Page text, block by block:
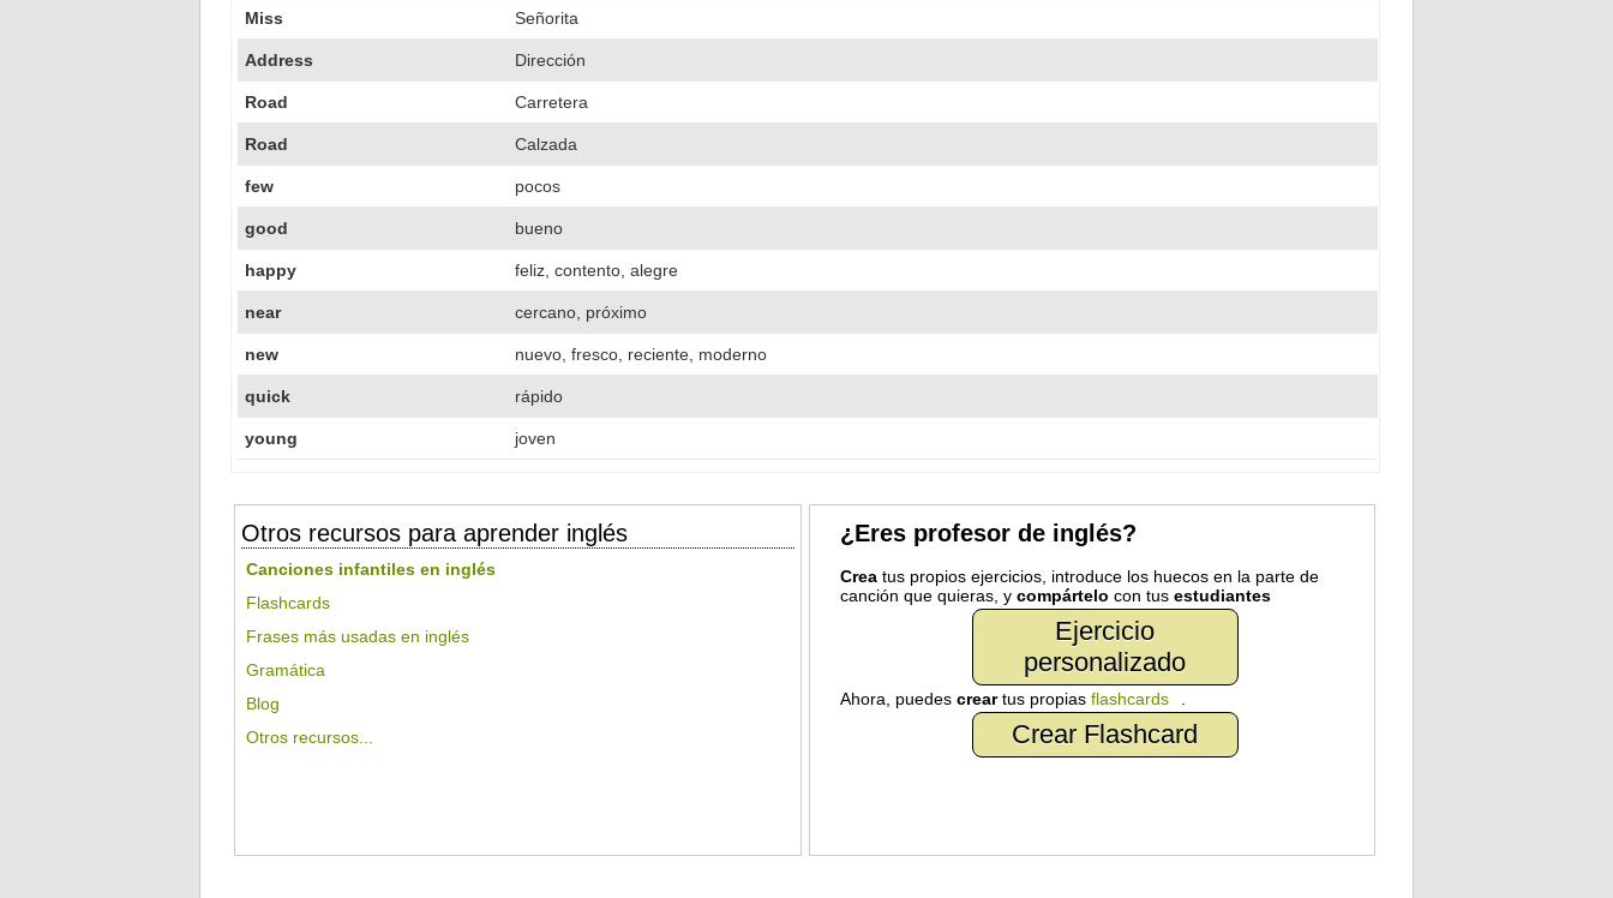
Miss Señorita
Address Dirección
Road Carretera
Road Calzada
few pocos
good bueno
happy feliz, contento, alegre
near cercano, próximo
new nuevo, fresco, reciente, moderno
quick rápido
young joven
Otros recursos para aprender inglés
Canciones infantiles en inglés
Flashcards
Frases más usadas en inglés
Gramática
Blog
Otros recursos...
¿Eres profesor de inglés?
Creatus propios ejercicios, introduce los huecos en la parte de
canción que quieras, y compártelo con tus estudiantes
Ejercicio
personalizado
Ahora, puedes creartus propias flashcards
Crear Flashcard